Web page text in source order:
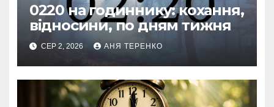
0220 на годиннику: кохання,
відносини, по дням тижня
СЕР 2, 2026 АНЯ ТЕРЕНКО